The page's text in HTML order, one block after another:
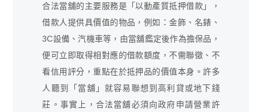
合法當舖的主要服務是「以動產質抵押借款」，
借款人提供具價值的物品，例如：金飾、名錶、
3C設備、汽機車等，由當舖鑑定後作為擔保品，
便可立即取得相對應的借款額度，不需聯徵、不
看信用評分，重點在於抵押品的價值本身。許多
人聽到「當舖」就容易聯想到高利貸或地下錢
莊。事實上，合法當舖必須向政府申請營業許